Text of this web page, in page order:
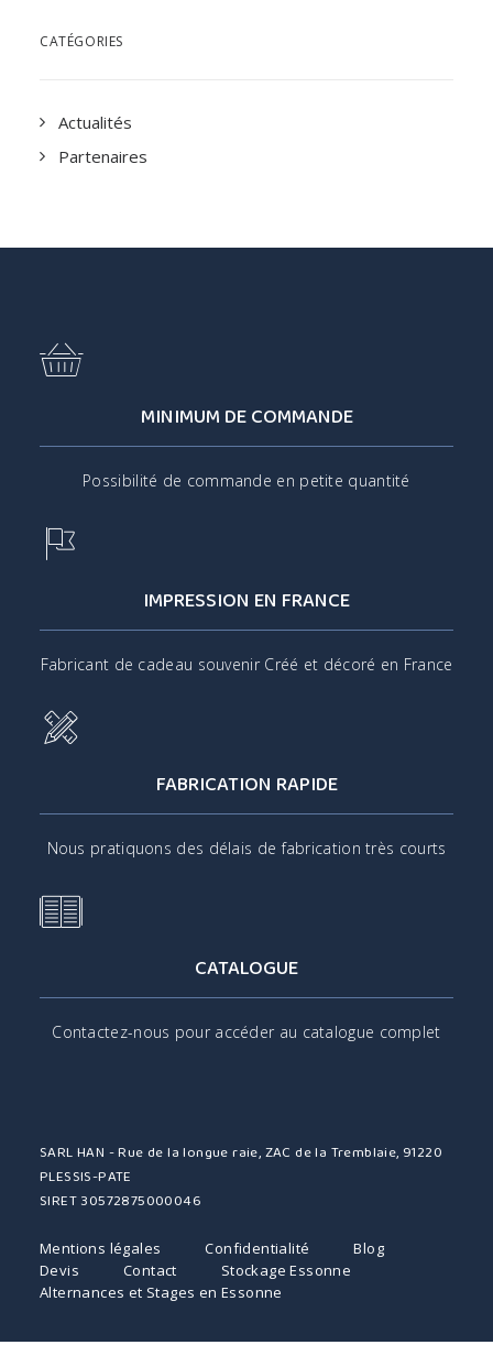
CATÉGORIES
Actualités
Partenaires
MINIMUM DE COMMANDE
Possibilité de commande en petite quantité
IMPRESSION EN FRANCE
Fabricant de cadeau souvenir Créé et décoré en France
FABRICATION RAPIDE
Nous pratiquons des délais de fabrication très courts
CATALOGUE
Contactez-nous pour accéder au catalogue complet
SARL HAN - Rue de la longue raie, ZAC de la Tremblaie, 91220
PLESSIS-PATE
SIRET 30572875000046
Mentions légales Confidentialité
Blog
Devis
Contact
Stockage Essonne
Alternances et Stages en Essonne